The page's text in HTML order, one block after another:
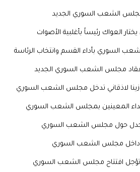
الشعب السوري الجديد
العواك رئيساً بأغلبية الأصوات
السوري بأداء القسم وانتخاب الرئاسة
مجلس الشعب السوري الجديد
لاذقاني تدخل مجلس الشعب السوري
المعينين بمجلس الشعب السوري
حول مجلس الشعب السوري
مجلس الشعب السوري
افتتاح مجلس الشعب السوري